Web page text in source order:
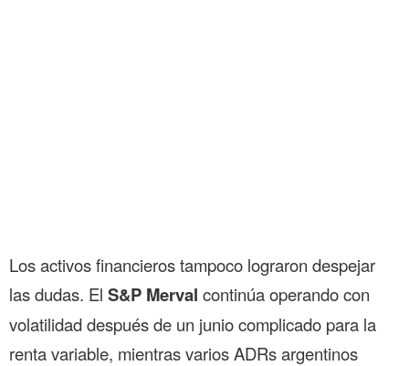
Los activos financieros tampoco lograron despejar
las dudas. El S&P Merval continúa operando con
volatilidad después de un junio complicado para la
renta variable, mientras varios ADRs argentinos